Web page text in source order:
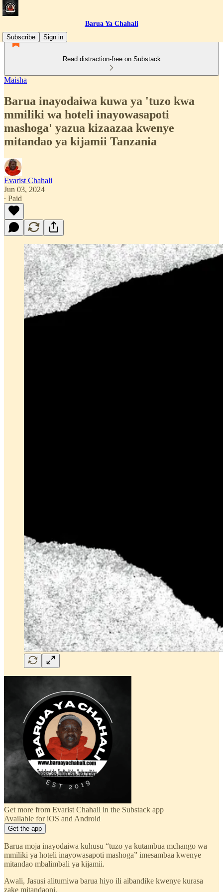
Barua Ya Chahali
Subscribe
Sign in
Read distraction-free on Substack
Maisha
Barua inayodaiwa kuwa ya 'tuzo kwa
mmiliki wa hoteli inayowasapoti
mashoga' yazua kizaazaa kwenye
mitandao ya kijamii Tanzania
Evarist Chahali
Jun 03, 2024
∙ Paid
Get more from Evarist Chahali in the Substack app
Available for iOS and Android
Get the app
Barua moja inayodaiwa kuhusu “tuzo ya kutambua mchango wa
mmiliki ya hoteli inayowasapoti mashoga” imesambaa kwenye
mitandao mbalimbali ya kijamii.
Awali, Jasusi alitumiwa barua hiyo ili aibandike kwenye kurasa
zake mitandaoni.